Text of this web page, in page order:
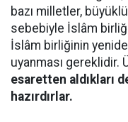
bazı milletler,
sebebiyle İslâm
İslâm birliğinin
uyanması gereklidir.
esaretten aldıkları
hazırdırlar.